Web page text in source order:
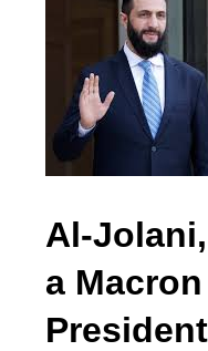
Al-
a